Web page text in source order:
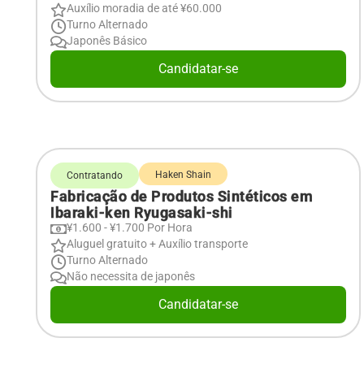
Auxílio moradia de até ¥60.000
Turno Alternado
Japonês Básico
Candidatar-se
Contratando Haken Shain
Fabricação de Produtos Sintéticos em
Ibaraki-ken Ryugasaki-shi
¥1.600 - ¥1.700 Por Hora
Aluguel gratuito + Auxílio transporte
Turno Alternado
Não necessita de japonês
Candidatar-se